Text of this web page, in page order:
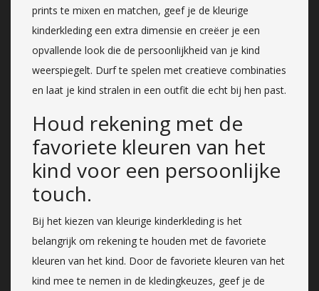
prints te mixen en matchen, geef je de kleurige
kinderkleding een extra dimensie en creëer je een
opvallende look die de persoonlijkheid van je kind
weerspiegelt. Durf te spelen met creatieve combinaties
en laat je kind stralen in een outfit die echt bij hen past.
Houd rekening met de
favoriete kleuren van het
kind voor een persoonlijke
touch.
Bij het kiezen van kleurige kinderkleding is het
belangrijk om rekening te houden met de favoriete
kleuren van het kind. Door de favoriete kleuren van het
kind mee te nemen in de kledingkeuzes, geef je de